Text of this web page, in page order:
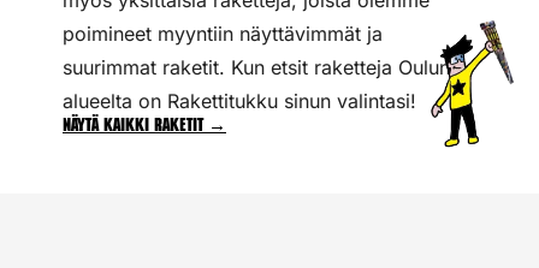
poimineet myyntiin näyttävimmät ja
suurimmat raketit. Kun etsit raketteja Oulun
alueelta on Rakettitukku sinun valintasi!
Näytä kaikki raketit →